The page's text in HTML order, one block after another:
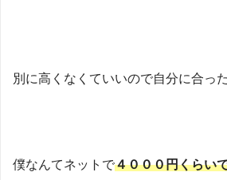
別に高くなくていいので自分に合っ
僕なんてネットで４０００円くらい